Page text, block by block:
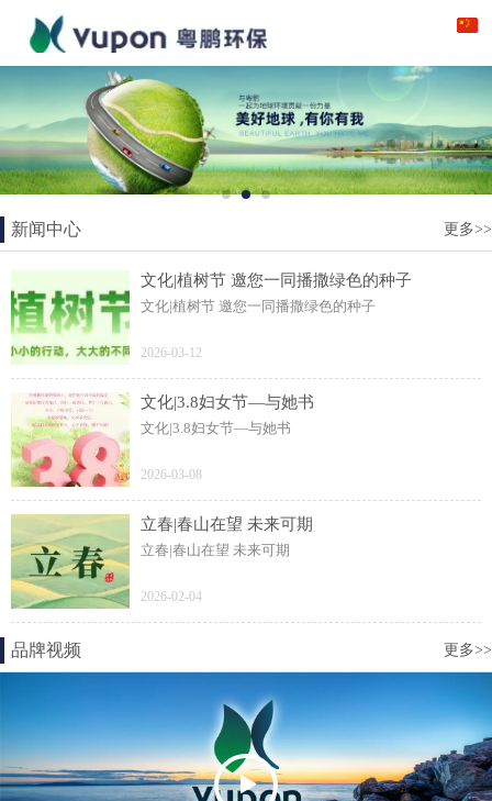
新闻中心 更多>>
文化|植树节 邀您一同播撒绿色的种子
文化|植树节 邀您一同播撒绿色的种子
2026-03-12
文化|3.8妇女节—与她书
文化|3.8妇女节—与她书
2026-03-08
立春|春山在望 未来可期
立春|春山在望 未来可期
2026-02-04
品牌视频 更多>>